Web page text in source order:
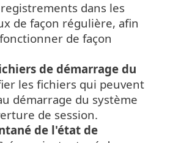
dans les
de façon régulière, afin
de façon
de démarrage du
les fichiers qui peuvent
démarrage du système
de session.
de l'état de